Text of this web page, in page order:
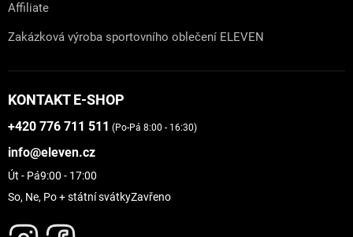
Affiliate
Zakázková výroba sportovního oblečení ELEVEN
KONTAKT E-SHOP
+420 776 711 511 (Po-Pá 8:00 - 16:30)
info@eleven.cz
Út - Pá9:00 - 17:00
So, Ne, Po + státní svátkyZavřeno